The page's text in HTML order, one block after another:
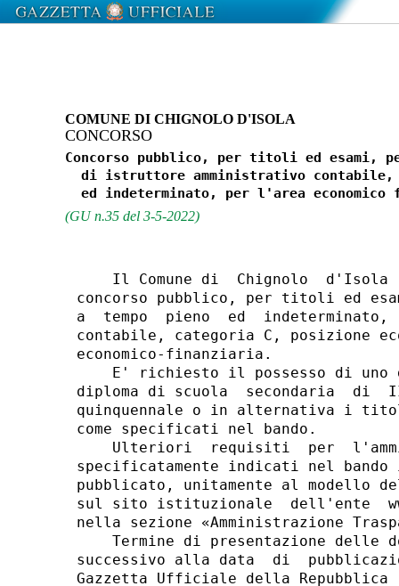
COMUNE DI CHIGNOLO D'ISOLA
CONCORSO
Concorso pubblico, per titoli ed esami,
di istruttore amministrativo
(GU n.35 del 3-5-2022)
Il Comune di  Chignolo  d'Isola
concorso pubblico, per titoli ed
a  tempo  pieno  ed
contabile, categoria C, posizione
economico-finanziaria.
E' richiesto il possesso di uno
diploma di scuola  secondaria
quinquennale o in alternativa i
come specificati nel bando.
Ulteriori  requisiti  per
specificatamente indicati nel
pubblicato, unitamente al modello
sul sito istituzionale  dell'ente
nella sezione «Amministrazione
Termine di presentazione delle
successivo alla data  di
Gazzetta Ufficiale della